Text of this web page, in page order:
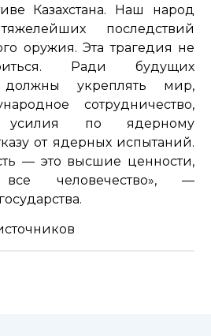
Казахстана. Наш народ
последствий
оружия. Эта трагедия не
Ради будущих
укреплять мир,
сотрудничество,
усилия по ядерному
от ядерных испытаний.
— это высшие ценности,
человечество»,—